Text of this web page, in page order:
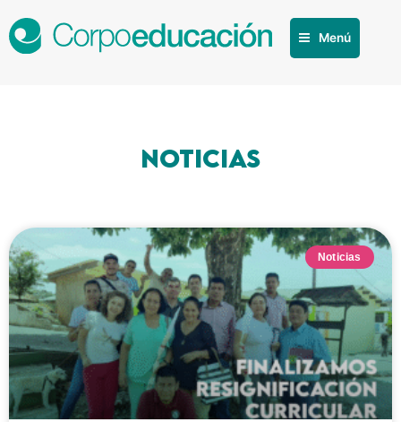
Menú
Noticias
Noticias